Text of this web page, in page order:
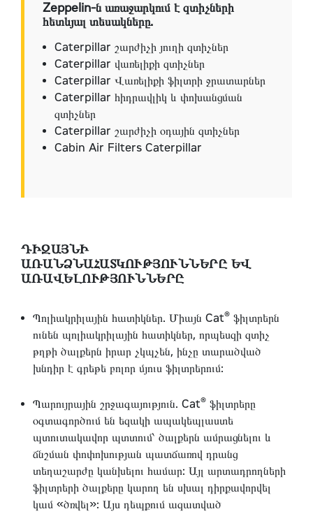
Zeppelin-ն առաջարկում է զտիչների
հետևյալ տեսակները.
Caterpillar շարժիչի յուղի զտիչներ
Caterpillar վառելիքի զտիչներ
Caterpillar Վառելիքի ֆիլտրի ջրատարներ
Caterpillar հիդրավլիկ և փոխանցման
զտիչներ
Caterpillar շարժիչի օդային զտիչներ
Cabin Air Filters Caterpillar
ԴԻԶԱՅՆԻ
ԱՌԱՆՁՆԱՀԱՏԿՈՒԹՅՈՒՆՆԵՐԸ ԵՎ
ԱՌԱՎԵԼՈՒԹՅՈՒՆՆԵՐԸ
Պոլիակրիլային հատիկներ. Միայն Cat® ֆիլտրերն
ունեն պոլիակրիլային հատիկներ, որպեսզի զտիչ
թղթի ծալքերն իրար չկպչեն, ինչը տարածված
խնդիր է գրեթե բոլոր մյուս ֆիլտրերում:
Պարույրային շրջագայություն. Cat® ֆիլտրերը
օգտագործում են եզակի ապակեպլաստե
պտուտակավոր պտտում՝ ծալքերն ամրացնելու և
ճնշման փոփոխության պատճառով դրանց
տեղաշարժը կանխելու համար: Այլ արտադրողների
ֆիլտրերի ծալքերը կարող են սխալ դիրքավորվել
կամ «ծռվել»: Այս դեպքում ազատված